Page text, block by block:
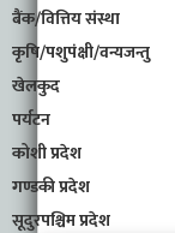
बैंक/वित्तिय संस्था
कृषि/पशुपंक्षी/वन्यजन्तु
खेलकुद
पर्यटन
कोशी प्रदेश
गण्डकी प्रदेश
सूदुरपश्चिम प्रदेश